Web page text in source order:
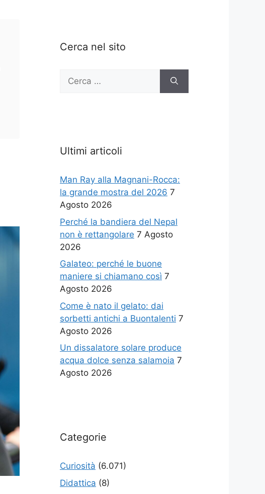
Cerca nel sito
Ricerca
Ultimi articoli
Man Ray alla Magnani-Rocca:
la grande mostra del 2026 7
Agosto 2026
Perché la bandiera del Nepal
non è rettangolare 7 Agosto
2026
Galateo: perché le buone
maniere si chiamano così 7
Agosto 2026
Come è nato il gelato: dai
sorbetti antichi a Buontalenti 7
Agosto 2026
Un dissalatore solare produce
acqua dolce senza salamoia 7
Agosto 2026
Categorie
Curiosità (6.071)
Didattica (8)